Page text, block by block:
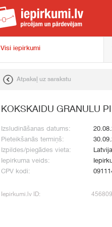
Visi iepirkumi
Atpakaļ uz sarakstu
KOKSKAIDU GRANULU
Izsludināšanas datums:
Pieteikšanās termiņš:
Izpildes/piegādes vieta:
Latvija
Iepirkuma veids:
CPV kodi:
Iepirkumi.lv ID: